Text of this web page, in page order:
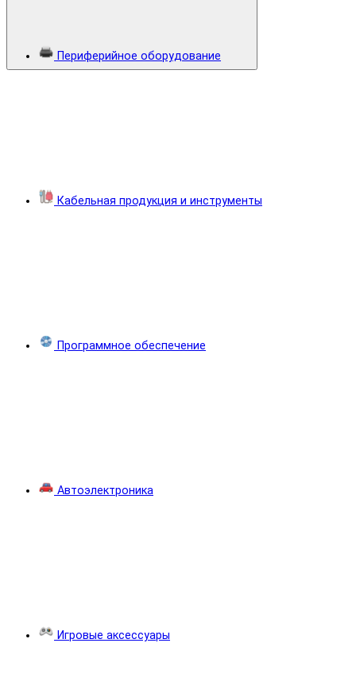
Периферийное оборудование
Кабельная продукция и инструменты
Программное обеспечение
Автоэлектроника
Игровые аксессуары